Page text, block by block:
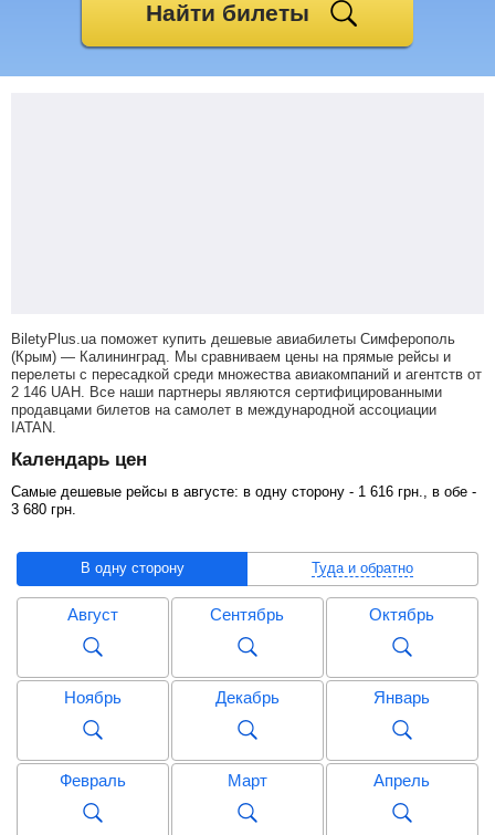
Найти билеты
BiletyPlus.ua поможет купить дешевые авиабилеты Симферополь
(Крым) — Калининград. Мы сравниваем цены на прямые рейсы и
перелеты с пересадкой среди множества авиакомпаний и агентств от
2 146 UAH . Все наши партнеры являются сертифицированными
продавцами билетов на самолет в международной ассоциации
IATAN.
Календарь цен
Самые дешевые рейсы в августе: в одну сторону - 1 616 грн ., в обе -
3 680 грн
В одну сторону Туда и обратно
Август Сентябрь Октябрь
Ноябрь Декабрь Январь
Февраль Март Апрель